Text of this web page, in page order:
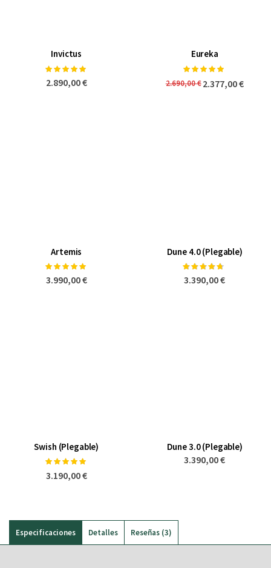
Invictus
Valoración:
2.890,00 €
Eureka
Valoración:
2.690,00 €2.377,00 €
Artemis
Valoración:
3.990,00 €
Dune 4.0 (Plegable)
Valoración:
3.390,00 €
Swish (Plegable)
Valoración:
3.190,00 €
Dune 3.0 (Plegable)
3.390,00 €
Especificaciones Detalles Reseñas 3